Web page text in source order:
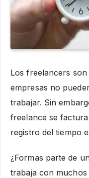
Los freelancers
empresas no
trabajar. Sin
freelance se
registro del tiempo
¿Formas parte de
trabaja con